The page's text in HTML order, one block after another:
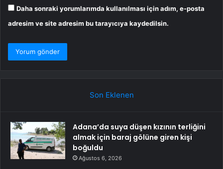
Daha sonraki yorumlarımda kullanılması için adım, e-posta
adresim ve site adresim bu tarayıcıya kaydedilsin.
Son Eklenen
Adana’da suya düşen kızının terliğini
almak için baraj gölüne giren kişi
boğuldu
Ağustos 6, 2026